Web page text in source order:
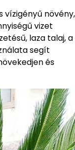
vízigényű növény,
vizet
laza talaj, a
segít
és